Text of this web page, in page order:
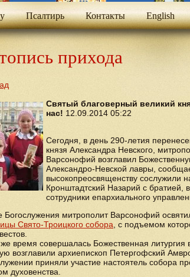
Псалтирь Контакты Еnglish
прихода
Святый благоверный великий
нас! 12.09.2014 05:22
Сегодня, в день 290-летия
князя Александра Невского,
Варсонофий возглавил
Александро-Невской лавры,
высокопреосвященству сослужили
Кронштадтский Назарий с братией,
сотрудники епархиального
Богослужения митрополит Варсонофий
Свято-Троицкого собора , с подъемом
время совершалась Божественная
возглавили архиепископ Петергофский
приняли участие настоятель собора
духовенства.